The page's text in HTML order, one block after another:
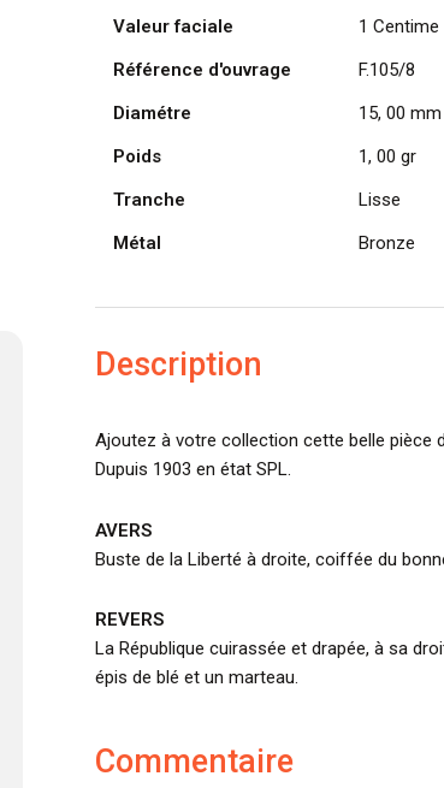
Valeur faciale
1 Centime
Référence d'ouvrage
F.105/8
Diamétre
15, 00 mm
Poids
1, 00 gr
Tranche
Lisse
Métal
Bronze
Description
Ajoutez à votre collection cette belle pièce
Dupuis 1903 en état SPL.
AVERS
Buste de la Liberté à droite, coiffée du
REVERS
La République cuirassée et drapée, à sa
épis de blé et un marteau.
Commentaire